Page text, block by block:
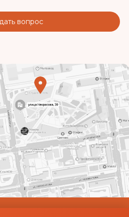
вопрос